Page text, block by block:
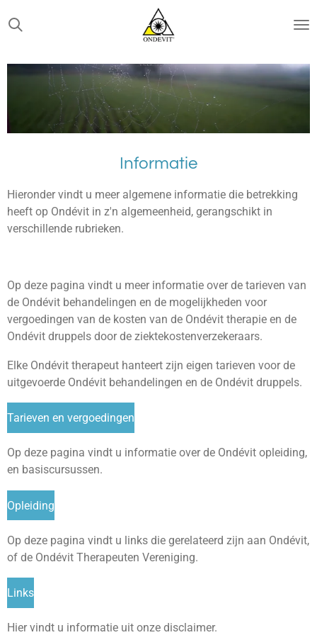
Ga
direct
de
hoofdinhoud
Informatie
Hieronder vindt u meer algemene informatie die betrekking
heeft op Ondévit in z'n algemeenheid, gerangschikt in
verschillende rubrieken.
Op deze pagina vindt u meer informatie over de tarieven van
de Ondévit behandelingen en de mogelijkheden voor
vergoedingen van de kosten van de Ondévit therapie en de
Ondévit druppels door de ziektekostenverzekeraars.
Elke Ondévit therapeut hanteert zijn eigen tarieven voor de
uitgevoerde Ondévit behandelingen en de Ondévit druppels.
Tarieven en vergoedingen
Op deze pagina vindt u informatie over de Ondévit opleiding,
en basiscursussen.
Opleiding
Op deze pagina vindt u links die gerelateerd zijn aan Ondévit,
of de Ondévit Therapeuten Vereniging.
Links
Hier vindt u informatie uit onze disclaimer.